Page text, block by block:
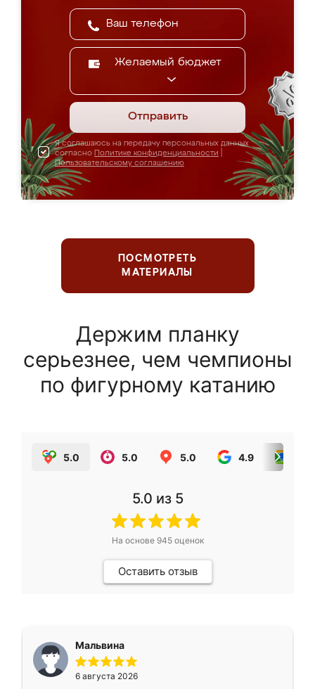
Желаемый бюджет
Отправить
Я соглашаюсь на передачу персональных данных
согласно Политике конфиденциальности
Пользовательскому соглашению
ПОСМОТРЕТЬ
МАТЕРИАЛЫ
Держим планку
серьезнее, чем чемпионы
по фигурному катанию
5.0 5.0 5.0 4.9
5.0 из 5
На основе 945оценок
Оставить отзыв
Мальвина
6 августа 2026